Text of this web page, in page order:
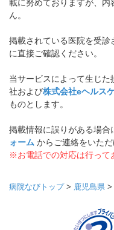
載に努めておりますが、
ん。
掲載されている医院を受診
に直接ご確認ください。
当サービスによって生じ
社および株式会社eヘルス
ものとします。
掲載情報に誤りがある場合
ォーム からご連絡をいた
※お電話での対応は行って
病院なびトップ> 鹿児島県 >